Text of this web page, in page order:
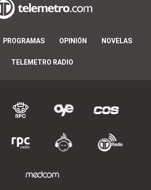
PROGRAMAS OPINIÓN NOVELAS
TELEMETRO RADIO